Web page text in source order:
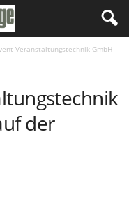
Veranstaltungstechnik GmbH
der